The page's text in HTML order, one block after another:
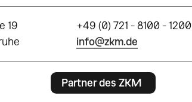
19
+49 (0) 721 - 8100 - 1200
info@zkm.de
Partner des ZKM